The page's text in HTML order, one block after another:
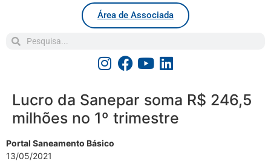
Área de Associada
Lucro da Sanepar soma R$ 246,5
milhões no 1º trimestre
Portal Saneamento Básico
13/05/2021